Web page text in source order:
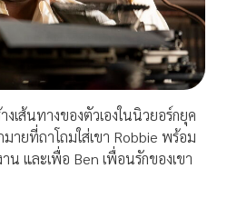
เส้นทางของตัวเองในนิวยอร์กยุค
ายที่ถาโถมใส่เขา Robbie พร้อม
และเพื่อ Ben เพื่อนรักของเขา